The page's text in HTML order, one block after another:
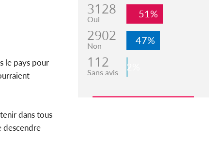
le pays pour
dans tous
descendre
3128
Oui 51%
2902
Non 47%
112
Sans avis 2%